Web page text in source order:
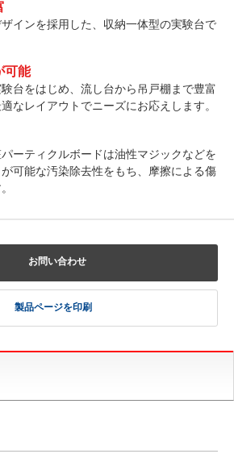
インを採用した、収納一体型の実験台で
可能
台をはじめ、流し台から吊戸棚まで豊富
なレイアウトでニーズにお応えします。
ーティクルボードは油性マジックなどを
可能な汚染除去性をもち、摩擦による傷
お問い合わせ
製品ページを印刷